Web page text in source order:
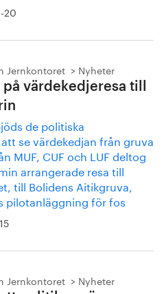
20
Jernkontoret Nyheter
värdekedjeresa till
de politiska
se värdekedjan från gruva
MUF, CUF och LUF deltog
arrangerade resa till
till Bolidens Aitikgruva,
pilotanläggning för fos
Jernkontoret Nyheter